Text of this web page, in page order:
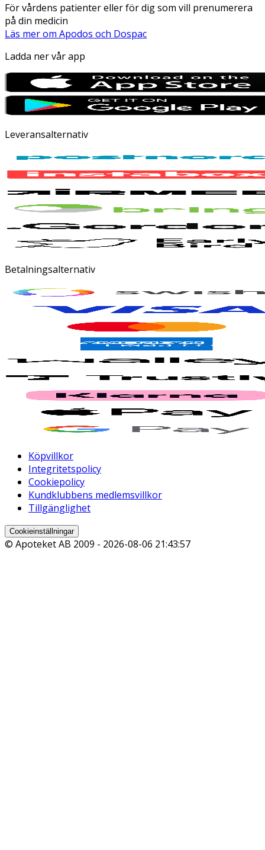
För vårdens patienter eller för dig som vill prenumerera
på din medicin
Läs mer om Apodos och Dospac
Ladda ner vår app
Leveransalternativ
Betalningsalternativ
Köpvillkor
Integritetspolicy
Cookiepolicy
Kundklubbens medlemsvillkor
Tillgänglighet
Cookieinställningar
© Apoteket AB 2009 - 2026-08-06 21:43:57